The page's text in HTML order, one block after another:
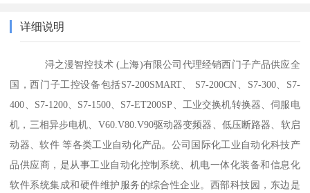
详细说明
浔之漫智控技术 (上海)有限公司代理经销西门子产品供应全
国，西门子工控设备包括S7-200SMART、 S7-200CN、S7-300、S7-
400、S7-1200、S7-1500、S7-ET200SP、工业交换机转换器、伺服电
机，三相异步电机、V60.V80.V90驱动器变频器、低压断路器、软启
动器、软件 等各类工业自动化产品。公司国际化工业自动化科技产
品供应商，是从事工业自动化控制系统、机电一体化装备和信息化
软件系统集成和硬件维护服务的综合性企业。西部科技园，东边是